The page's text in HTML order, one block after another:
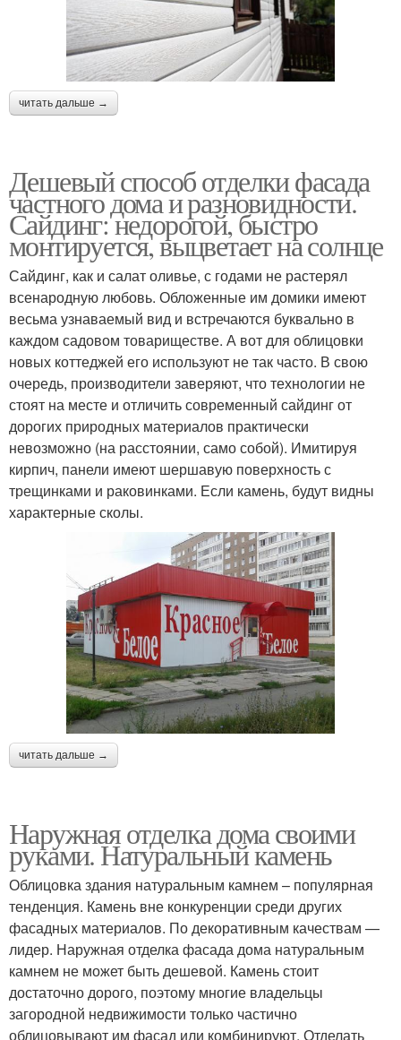
читать дальше →
Дешевый способ отделки фасада
частного дома и разновидности.
Сайдинг: недорогой, быстро
монтируется, выцветает на солнце
Сайдинг, как и салат оливье, с годами не растерял
всенародную любовь. Обложенные им домики имеют
весьма узнаваемый вид и встречаются буквально в
каждом садовом товариществе. А вот для облицовки
новых коттеджей его используют не так часто. В свою
очередь, производители заверяют, что технологии не
стоят на месте и отличить современный сайдинг от
дорогих природных материалов практически
невозможно (на расстоянии, само собой). Имитируя
кирпич, панели имеют шершавую поверхность с
трещинками и раковинками. Если камень, будут видны
характерные сколы.
читать дальше →
Наружная отделка дома своими
руками. Натуральный камень
Облицовка здания натуральным камнем – популярная
тенденция. Камень вне конкуренции среди других
фасадных материалов. По декоративным качествам —
лидер. Наружная отделка фасада дома натуральным
камнем не может быть дешевой. Камень стоит
достаточно дорого, поэтому многие владельцы
загородной недвижимости только частично
облицовывают им фасад или комбинируют. Отделать